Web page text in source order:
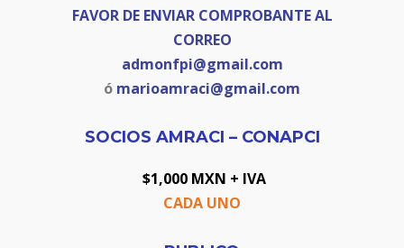
FAVOR DE ENVIAR COMPROBANTE AL
CORREO
admonfpi@gmail.com
ó marioamraci@gmail.com
SOCIOS AMRACI – CONAPCI
$1,000 MXN + IVA
CADA UNO